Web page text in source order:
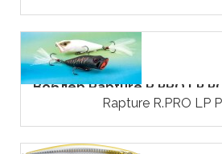
Воблер Rapture R.PRO LP
Rapture R.PRO LP